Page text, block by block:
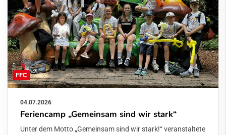
FFC
04.07.2026
Feriencamp „Gemeinsam sind wir stark“
Unter dem Motto „Gemeinsam sind wir stark!“ veranstaltete